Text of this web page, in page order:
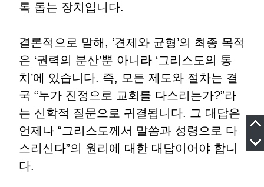
록 돕는 장치입니다.
결론적으로 말해 , ‘견제와 균형’의 최종 목적
은 ‘권력의 분산’뿐 아니라 ‘그리스도의 통
치 ’에 있습니다. 즉, 모든 제도와 절차는 결
국 “누가 진정으로 교회를 다스리는가?”라
는 신학적 질문으로 귀결됩니다. 그 대답은
언제나 “그리스도께서 말씀과 성령으로 다
스리신다”의 원리에 대한 대답이어야 합니
다.